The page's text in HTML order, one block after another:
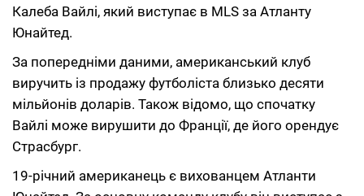
Калеба Вайлі, який виступає в MLS за Атланту
Юнайтед.
За попередніми даними, американський клуб
виручить із продажу футболіста близько десяти
мільйонів доларів. Також відомо, що спочатку
Вайлі може вирушити до Франції, де його орендує
Страсбург.
19-річний американець є вихованцем Атланти